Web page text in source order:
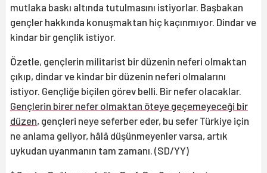
mutlaka baskı altında tutulmasını istiyorlar. Başbakan
gençler hakkında konuşmaktan hiç kaçınmıyor. Dindar ve
kindar bir gençlik istiyor.
Özetle, gençlerin militarist bir düzenin neferi olmaktan
çıkıp, dindar ve kindar bir düzenin neferi olmalarını
istiyor. Gençliğe biçilen görev belli. Bir nefer olacaklar.
Gençlerin birer nefer olmaktan öteye geçemeyeceği bir
düzen, gençleri neye seferber eder, bu sefer Türkiye için
ne anlama geliyor, hâlâ düşünmeyenler varsa, artık
uykudan uyanmanın tam zamanı. (SD/YY)